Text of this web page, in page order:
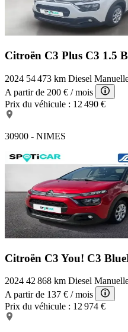
Citroën C3 Plus C3 1.5
2024 54 473 km Diesel
A partir de 200 € / mois
Prix du véhicule : 12 490 €
30900 - NIMES
Citroën C3 You! C3
2024 42 868 km Diesel
A partir de 137 € / mois
Prix du véhicule : 12 974 €